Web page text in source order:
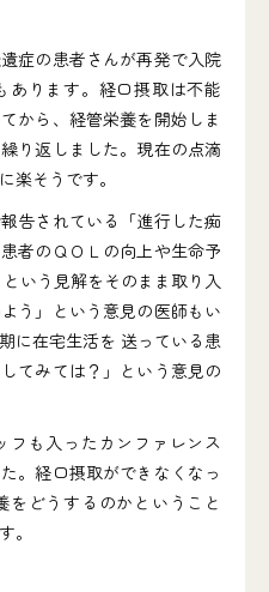
症の患者さんが再発で入院
あります。経口摂取は不能
から、経管栄養を開始しま
り返しました。現在の点滴
楽そうです。
告されている「進行した痴
者のＱＯＬの向上や生命予
いう見解をそのまま取り入
う」という意見の医師もい
に在宅生活を 送っている患
てみては？」という意見の
も入ったカンファレンス
。経口摂取ができなくなっ
どうするのかということ
。